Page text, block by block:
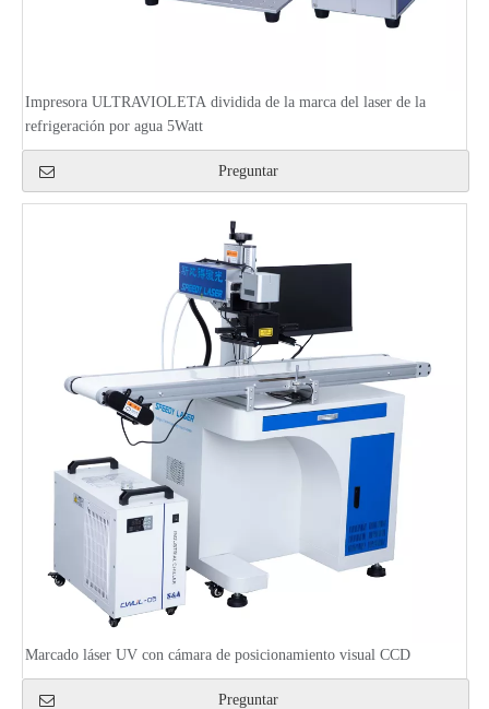
Impresora ULTRAVIOLETA dividida de la marca del laser de la
refrigeración por agua 5Watt
Preguntar
Marcado láser UV con cámara de posicionamiento visual CCD
Preguntar